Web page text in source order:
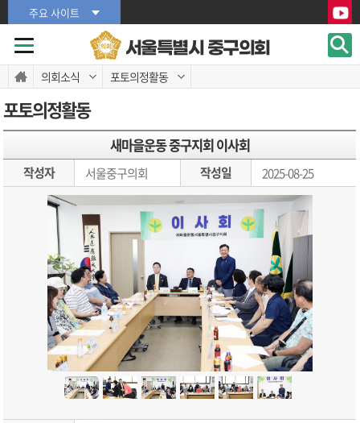
본문바로가기
본문바로가기
주요 사이트
서울특별시 중구의회
의회소식 포토의정활동
포토의정활동
새마을운동 중구지회 이사회
작성자 서울중구의회 작성일 2025-08-25